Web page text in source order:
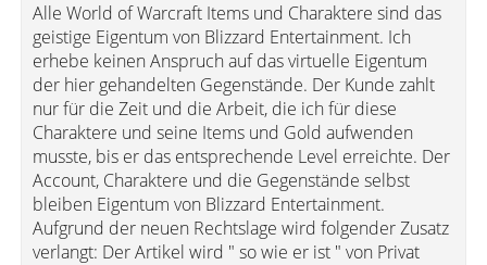
Alle World of Warcraft Items und Charaktere sind das
geistige Eigentum von Blizzard Entertainment. Ich
erhebe keinen Anspruch auf das virtuelle Eigentum
der hier gehandelten Gegenstände. Der Kunde zahlt
nur für die Zeit und die Arbeit, die ich für diese
Charaktere und seine Items und Gold aufwenden
musste, bis er das entsprechende Level erreichte. Der
Account, Charaktere und die Gegenstände selbst
bleiben Eigentum von Blizzard Entertainment.
Aufgrund der neuen Rechtslage wird folgender Zusatz
verlangt: Der Artikel wird " so wie er ist " von Privat